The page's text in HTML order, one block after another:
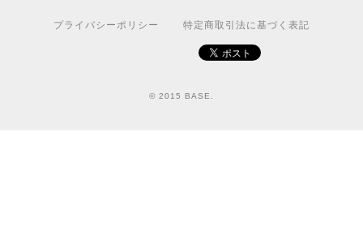
プライバシーポリシー 特定商取引法に基づく表記
© 2015 BASE.